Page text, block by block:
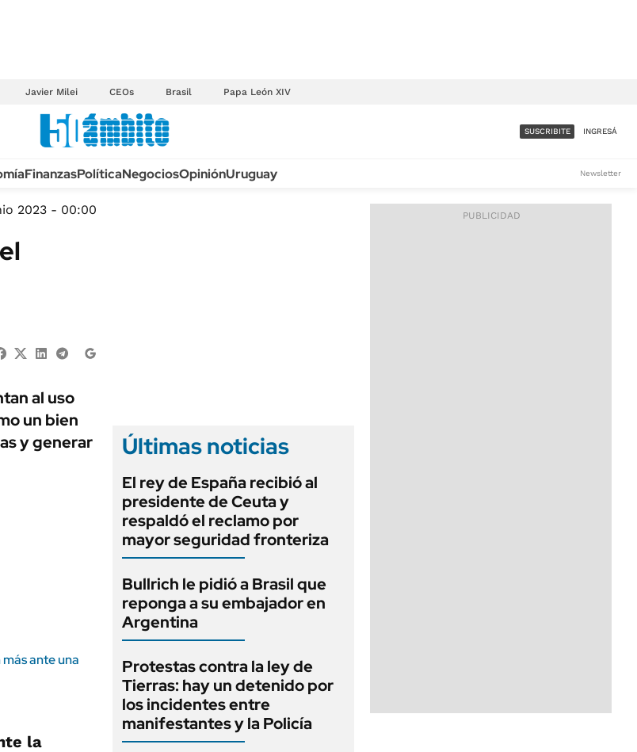
Javier Milei CEOs Brasil Papa León XIV
GENERAL
ACCESO FULL - $1.800/MES
SUSCRIBITE INGRESÁ
FinanzasPolíticaNegociosOpiniónUruguay Newsletter
2023 - 00:00
al uso
un bien
y generar
ante una
la
Últimas noticias
El rey de España recibió al
presidente de Ceuta y
respaldó el reclamo por
mayor seguridad fronteriza
Bullrich le pidió a Brasil que
reponga a su embajador en
Argentina
Protestas contra la ley de
Tierras: hay un detenido por
los incidentes entre
manifestantes y la Policía